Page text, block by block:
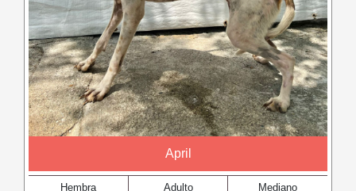
April
Hembra Adulto Mediano